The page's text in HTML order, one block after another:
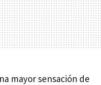
mayor sensación de